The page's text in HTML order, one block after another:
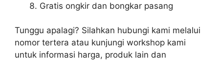
Gratis ongkir dan bongkar pasang
Tunggu apalagi? Silahkan hubungi kami melalui
nomor tertera atau kunjungi workshop kami
untuk informasi harga, produk lain dan